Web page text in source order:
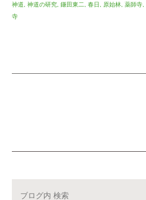
神道
神道の研究 鎌田東二 春日 原始林 薬師寺
寺